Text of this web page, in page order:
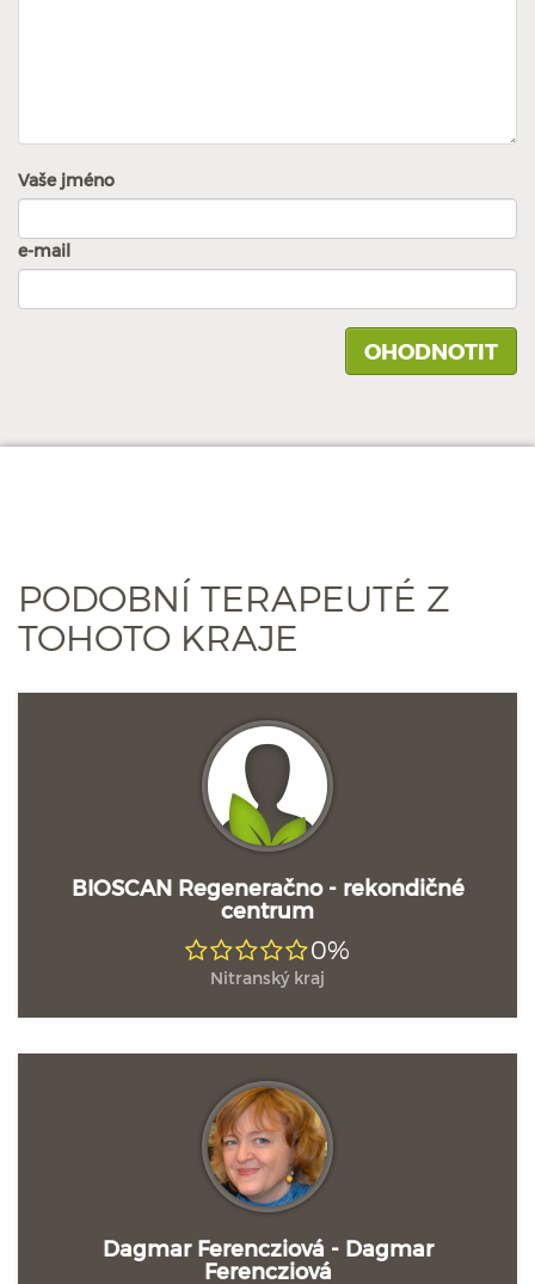
Vaše jméno
e-mail
PODOBNÍ TERAPEUTÉ Z
TOHOTO KRAJE
BIOSCAN Regeneračno - rekondičné
centrum
0%
Nitranský kraj
Dagmar Ferencziová - Dagmar
Ferencziová